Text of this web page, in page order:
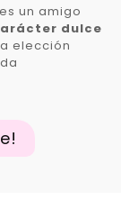
un amigo
dulce
elección